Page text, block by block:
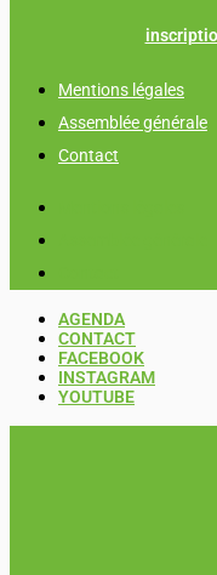
Mentions légales
Assemblée générale
Contact
AGENDA
CONTACT
FACEBOOK
INSTAGRAM
YOUTUBE